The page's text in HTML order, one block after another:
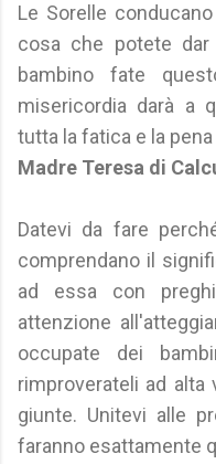
Le Sorelle
cosa che potete
bambino fate
misericordia darà a
tutta la fatica e la
Madre Teresa di
Datevi da fare
comprendano il
ad essa con
attenzione
occupate dei
rimproverateli ad
giunte. Unitevi alle
faranno esattamente